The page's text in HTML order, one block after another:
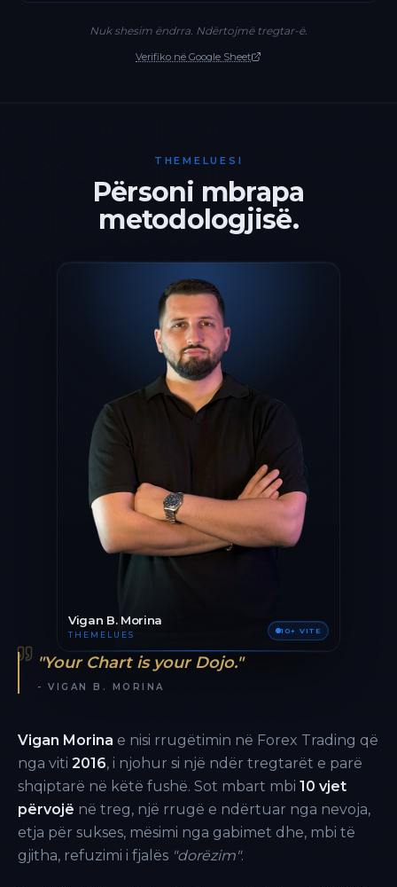
Nuk shesim ëndrra. Ndërtojmë tregtar-ë.
Verifiko në Google Sheet
THEMELUESI
Përsoni mbrapa
metodologjisë.
Vigan B. Morina
THEMELUES 10+ VITE
"Your Chart is your Dojo."
- VIGAN B. MORINA
Vigan Morina e nisi rrugëtimin në Forex Trading që
nga viti 2016, i njohur si një ndër tregtarët e parë
shqiptarë në këtë fushë. Sot mbart mbi 10 vjet
përvojë në treg, një rrugë e ndërtuar nga nevoja,
etja për sukses, mësimi nga gabimet dhe, mbi të
gjitha, refuzimi i fjalës "dorëzim".